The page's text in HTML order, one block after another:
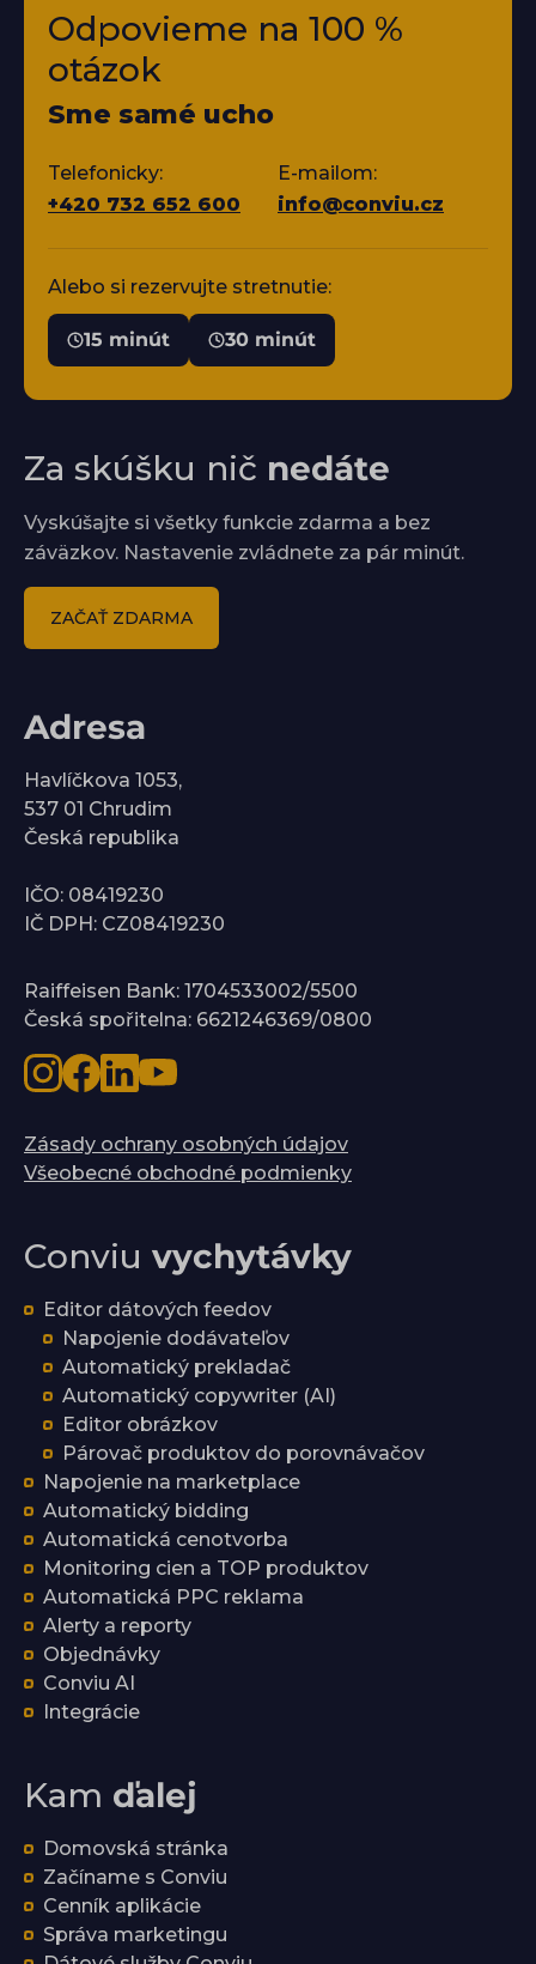
Odpovieme na 100 %
otázok
Sme samé ucho
Telefonicky:
+420 732 652 600
E-mailom:
info@conviu.cz
Alebo si rezervujte stretnutie:
15 minút 30 minút
Za skúšku nič nedáte
Vyskúšajte si všetky funkcie zdarma a bez
záväzkov. Nastavenie zvládnete za pár minút.
ZAČAŤ ZDARMA
Adresa
Havlíčkova 1053,
537 01 Chrudim
Česká republika
IČO: 08419230
IČ DPH: CZ08419230
Raiffeisen Bank: 1704533002/5500
Česká spořitelna: 6621246369/0800
Zásady ochrany osobných údajov
Všeobecné obchodné podmienky
Conviu vychytávky
Editor dátových feedov
Napojenie dodávateľov
Automatický prekladač
Automatický copywriter (AI)
Editor obrázkov
Párovač produktov do porovnávačov
Napojenie na marketplace
Automatický bidding
Automatická cenotvorba
Monitoring cien a TOP produktov
Automatická PPC reklama
Alerty a reporty
Objednávky
Conviu AI
Integrácie
Kam ďalej
Domovská stránka
Začíname s Conviu
Cenník aplikácie
Správa marketingu